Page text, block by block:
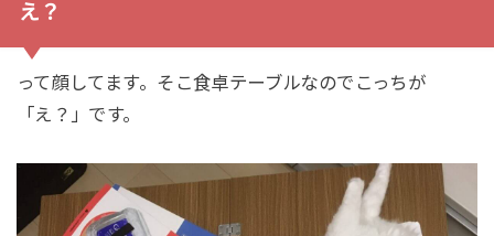
え？
って顔してます。そこ食卓テーブルなのでこっちが
「え？」です。